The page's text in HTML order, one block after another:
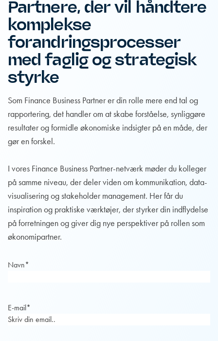
Partnere, der vil håndtere
komplekse
forandringsprocesser
med faglig og strategisk
styrke
Som Finance Business Partner er din rolle mere end tal og
rapportering, det handler om at skabe forståelse, synliggøre
resultater og formidle økonomiske indsigter på en måde, der
gør en forskel.
I vores Finance Business Partner-netværk møder du kolleger
på samme niveau, der deler viden om kommunikation, data-
visualisering og stakeholder management. Her får du
inspiration og praktiske værktøjer, der styrker din indflydelse
på forretningen og giver dig nye perspektiver på rollen som
økonomipartner.
Navn*
E-mail*